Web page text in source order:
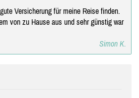
Versicherung für meine Reise finden.
von zu Hause aus und sehr günstig war
Simon K.